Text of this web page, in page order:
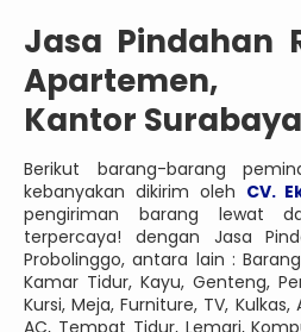
Jasa Pindahan
Apartemen,
Kantor
Berikut barang-barang
kebanyakan dikirim oleh CV.
pengiriman barang lewat
terpercaya! dengan Jasa
Probolinggo, antara lain :
Kamar Tidur, Kayu, Genteng,
Kursi, Meja, Furniture, TV,
AC, Tempat Tidur, Lemari,